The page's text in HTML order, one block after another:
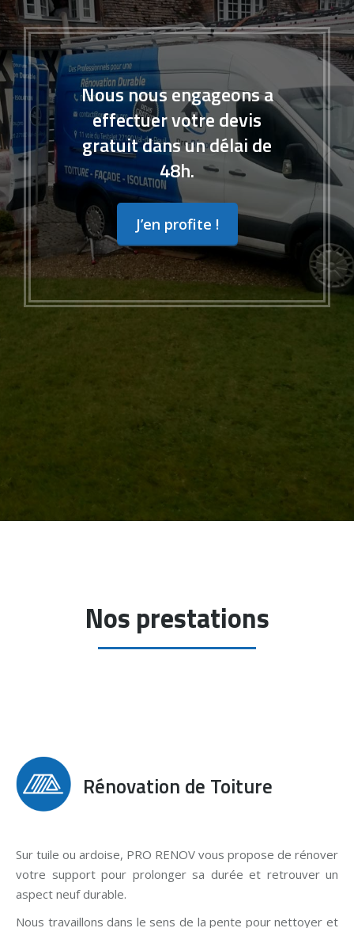
Nous nous engageons a
effectuer votre devis
gratuit dans un délai de
48h.
J’en profite !
Nos prestations
Rénovation de Toiture
Sur tuile ou ardoise, PRO RENOV vous propose de rénover
votre support pour prolonger sa durée et retrouver un
aspect neuf durable.
Nous travaillons dans le sens de la pente pour nettoyer et